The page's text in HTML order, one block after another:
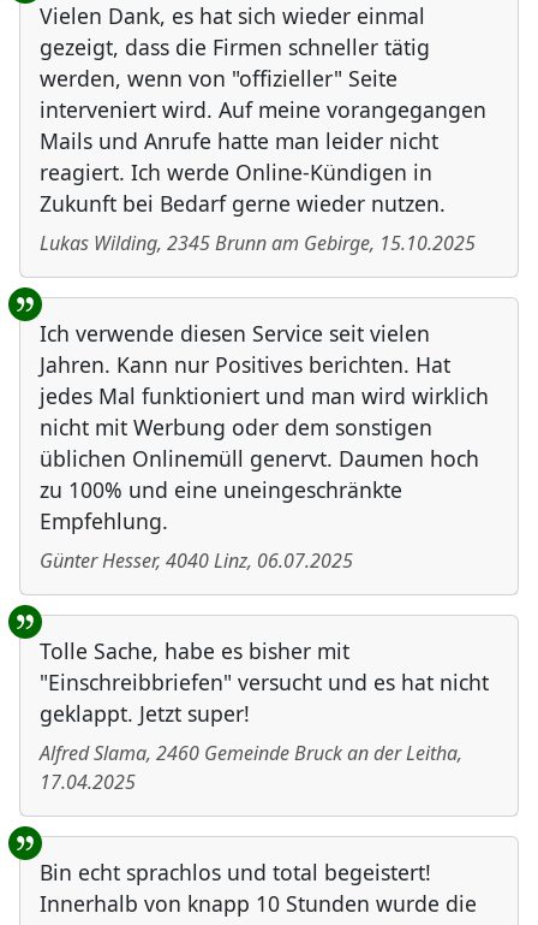
Vielen Dank, es hat sich wieder einmal
gezeigt, dass die Firmen schneller tätig
werden, wenn von "offizieller" Seite
interveniert wird. Auf meine vorangegangen
Mails und Anrufe hatte man leider nicht
reagiert. Ich werde Online-Kündigen in
Zukunft bei Bedarf gerne wieder nutzen.
Lukas Wilding, 2345Brunn am Gebirge, 15.10.2025
Ich verwende diesen Service seit vielen
Jahren. Kann nur Positives berichten. Hat
jedes Mal funktioniert und man wird wirklich
nicht mit Werbung oder dem sonstigen
üblichen Onlinemüll genervt. Daumen hoch
zu 100% und eine uneingeschränkte
Empfehlung.
Günter Hesser, 4040Linz, 06.07.2025
Tolle Sache, habe es bisher mit
"Einschreibbriefen" versucht und es hat nicht
geklappt. Jetzt super!
Alfred Slama, 2460 Gemeinde Bruck an der Leitha,
17.04.2025
Bin echt sprachlos und total begeistert!
Innerhalb von knapp 10 Stunden wurde die